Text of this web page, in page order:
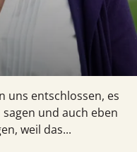
uns entschlossen, es
und auch eben
weil das...